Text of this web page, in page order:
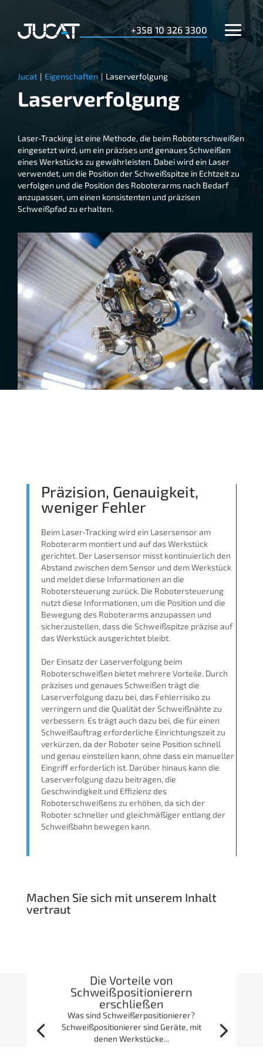
+358 10 326 3300
Jucat | Eigenschaften | Laserverfolgung
Laserverfolgung
Laser-Tracking ist eine Methode, die beim Roboterschweißen
eingesetzt wird, um ein präzises und genaues Schweißen
eines Werkstücks zu gewährleisten. Dabei wird ein Laser
verwendet, um die Position der Schweißspitze in Echtzeit zu
verfolgen und die Position des Roboterarms nach Bedarf
anzupassen, um einen konsistenten und präzisen
Schweißpfad zu erhalten.
Präzision, Genauigkeit,
weniger Fehler
Beim Laser-Tracking wird ein Lasersensor am
Roboterarm montiert und auf das Werkstück
gerichtet. Der Lasersensor misst kontinuierlich den
Abstand zwischen dem Sensor und dem Werkstück
und meldet diese Informationen an die
Robotersteuerung zurück. Die Robotersteuerung
nutzt diese Informationen, um die Position und die
Bewegung des Roboterarms anzupassen und
sicherzustellen, dass die Schweißspitze präzise auf
das Werkstück ausgerichtet bleibt.
Der Einsatz der Laserverfolgung beim
Roboterschweißen bietet mehrere Vorteile. Durch
präzises und genaues Schweißen trägt die
Laserverfolgung dazu bei, das Fehlerrisiko zu
verringern und die Qualität der Schweißnähte zu
verbessern. Es trägt auch dazu bei, die für einen
Schweißauftrag erforderliche Einrichtungszeit zu
verkürzen, da der Roboter seine Position schnell
und genau einstellen kann, ohne dass ein manueller
Eingriff erforderlich ist. Darüber hinaus kann die
Laserverfolgung dazu beitragen, die
Geschwindigkeit und Effizienz des
Roboterschweißens zu erhöhen, da sich der
Roboter schneller und gleichmäßiger entlang der
Schweißbahn bewegen kann.
Machen Sie sich mit unserem Inhalt
vertraut
Die Vorteile von
Schweißpositionierern
erschließen
Was sind Schweißerpositionierer?
Schweißpositionierer sind Geräte, mit
denen Werkstücke...